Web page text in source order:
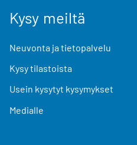
Kysy meiltä
Neuvonta ja tietopalvelu
Kysy tilastoista
Usein kysytyt kysymykset
Medialle